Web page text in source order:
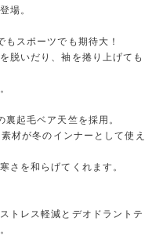
場。
スポーツでも期待大！
脱いだり、袖を捲り上げても
起毛ベア天竺を採用。
材が冬のインナーとして使え
さを和らげてくれます。
トレス軽減とデオドラントテ